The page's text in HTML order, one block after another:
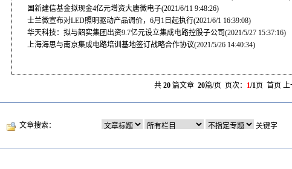
国新建信基金拟现金4亿元增资大唐微电子(2021/6/11 9:48:26)
士兰微宣布对LED照明驱动产品调价，6月1日起执行(2021/6/1 16:39:08)
华天科技：拟与韶实集团出资9.7亿元设立集成电路控股子公司 (2021/5/27 15:37:16)
上海海思与南京集成电路培训基地签订战略合作协议(2021/5/26 14:40:34)
共 20篇文章 20篇/页 页次： 1/1页 首页 上
文章搜索：